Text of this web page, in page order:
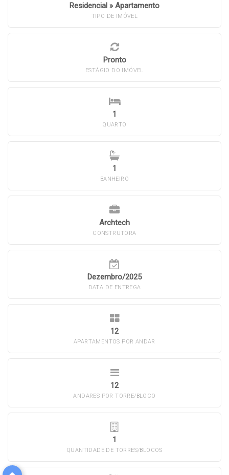
Residencial » Apartamento
TIPO DE IMÓVEL
Pronto
ESTÁGIO DO IMÓVEL
1
QUARTO
1
BANHEIRO
Archtech
CONSTRUTORA
Dezembro/2025
DATA DE ENTREGA
12
APARTAMENTOS POR ANDAR
12
ANDARES POR TORRE/BLOCO
1
QUANTIDADE DE TORRES/BLOCOS